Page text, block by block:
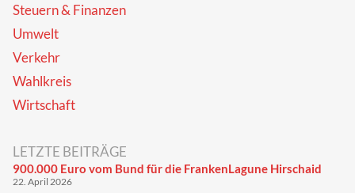
Steuern & Finanzen
Umwelt
Verkehr
Wahlkreis
Wirtschaft
LETZTE BEITRÄGE
900.000 Euro vom Bund für die FrankenLagune Hirschaid
22. April 2026